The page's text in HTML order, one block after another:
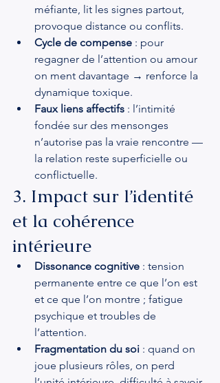
méfiante, lit les signes partout,
provoque distance ou conflits.
Cycle de compense : pour
regagner de l’attention ou amour
on ment davantage → renforce la
dynamique toxique.
Faux liens affectifs : l’intimité
fondée sur des mensonges
n’autorise pas la vraie rencontre —
la relation reste superficielle ou
conflictuelle.
3. Impact sur l’identité
et la cohérence
intérieure
Dissonance cognitive : tension
permanente entre ce que l’on est
et ce que l’on montre ; fatigue
psychique et troubles de
l’attention.
Fragmentation du soi : quand on
joue plusieurs rôles, on perd